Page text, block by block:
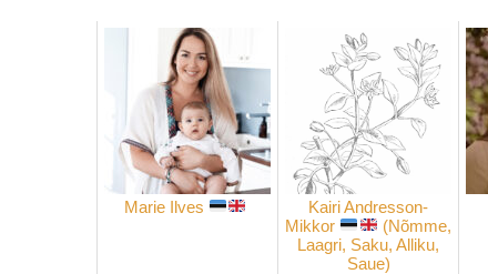
Marie Ilves
Kairi Andresson-
Mikkor
(Nõmme,
Laagri, Saku, Alliku,
Saue)